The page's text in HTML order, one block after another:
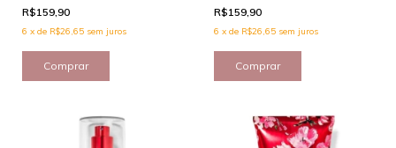
R$159,90
6 x de R$26,65 sem juros
R$159,90
6 x de R$26,65 sem juros